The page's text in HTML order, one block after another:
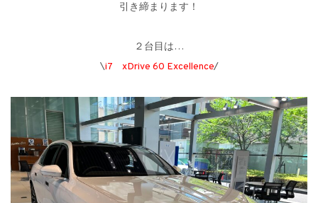
引き締まります！
２台目は…
\i7 xDrive 60 Excellence/